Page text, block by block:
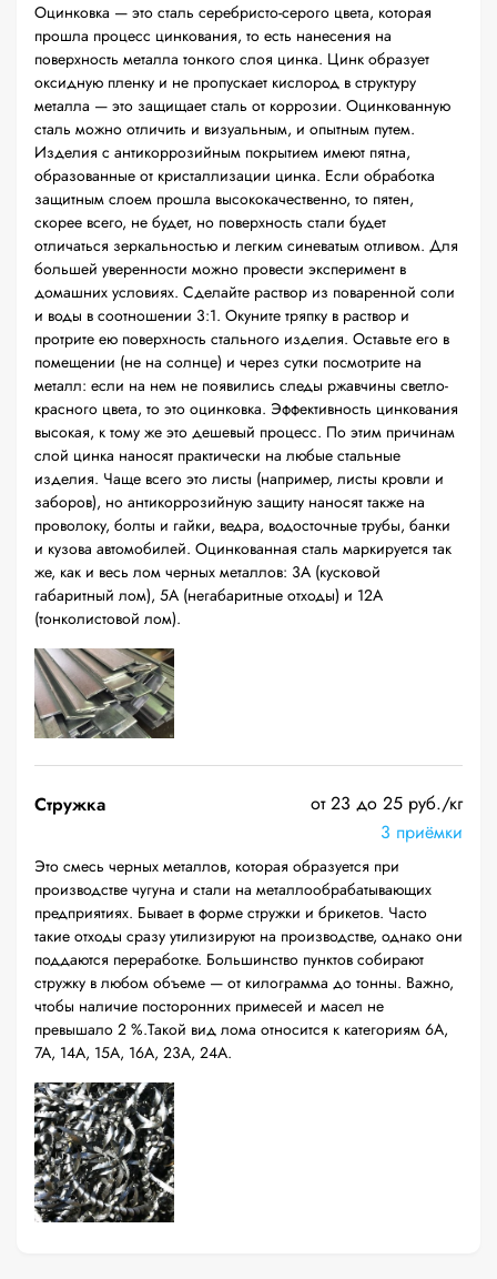
Оцинковка — это сталь серебристо-серого цвета, которая
прошла процесс цинкования, то есть нанесения на
поверхность металла тонкого слоя цинка. Цинк образует
оксидную пленку и не пропускает кислород в структуру
металла — это защищает сталь от коррозии. Оцинкованную
сталь можно отличить и визуальным, и опытным путем.
Изделия с антикоррозийным покрытием имеют пятна,
образованные от кристаллизации цинка. Если обработка
защитным слоем прошла высококачественно, то пятен,
скорее всего, не будет, но поверхность стали будет
отличаться зеркальностью и легким синеватым отливом. Для
большей уверенности можно провести эксперимент в
домашних условиях. Сделайте раствор из поваренной соли
и воды в соотношении 3:1. Окуните тряпку в раствор и
протрите ею поверхность стального изделия. Оставьте его в
помещении (не на солнце) и через сутки посмотрите на
металл: если на нем не появились следы ржавчины светло-
красного цвета, то это оцинковка. Эффективность цинкования
высокая, к тому же это дешевый процесс. По этим причинам
слой цинка наносят практически на любые стальные
изделия. Чаще всего это листы (например, листы кровли и
заборов), но антикоррозийную защиту наносят также на
проволоку, болты и гайки, ведра, водосточные трубы, банки
и кузова автомобилей. Оцинкованная сталь маркируется так
же, как и весь лом черных металлов: 3А (кусковой
габаритный лом), 5А (негабаритные отходы) и 12А
(тонколистовой лом).
Стружка
от 23 до 25 руб./кг
3 приёмки
Это смесь черных металлов, которая образуется при
производстве чугуна и стали на металлообрабатывающих
предприятиях. Бывает в форме стружки и брикетов. Часто
такие отходы сразу утилизируют на производстве, однако они
поддаются переработке. Большинство пунктов собирают
стружку в любом объеме — от килограмма до тонны. Важно,
чтобы наличие посторонних примесей и масел не
превышало 2 %.Такой вид лома относится к категориям 6А,
7А, 14А, 15А, 16А, 23А, 24А.